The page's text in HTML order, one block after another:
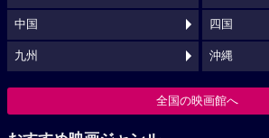
中国 四国
九州 沖縄
全国の映画館へ